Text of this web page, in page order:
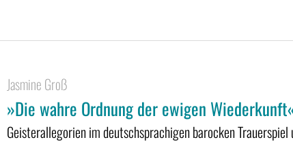
Jasmine Groß
»Die wahre Ordnung der ewigen
Geisterallegorien im deutschsprachigen barocken